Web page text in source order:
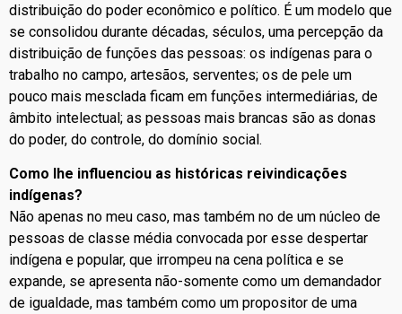
distribuição do poder econômico e político. É um modelo que
se consolidou durante décadas, séculos, uma percepção da
distribuição de funções das pessoas: os indígenas para o
trabalho no campo, artesãos, serventes; os de pele um
pouco mais mesclada ficam em funções intermediárias, de
âmbito intelectual; as pessoas mais brancas são as donas
do poder, do controle, do domínio social.
Como lhe influenciou as históricas reivindicações
indígenas?
Não apenas no meu caso, mas também no de um núcleo de
pessoas de classe média convocada por esse despertar
indígena e popular, que irrompeu na cena política e se
expande, se apresenta não-somente como um demandador
de igualdade, mas também como um propositor de uma